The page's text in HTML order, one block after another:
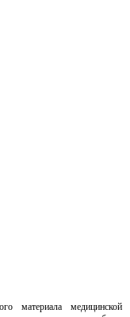
материала медицинской